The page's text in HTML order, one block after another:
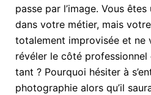
passe par l’image. Vous
dans votre métier, mais
totalement improvisée et ne
révéler le côté
tant ? Pourquoi hésiter à
photographie alors qu’il